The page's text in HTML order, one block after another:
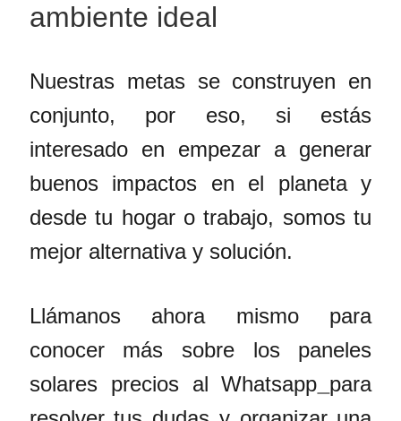
ambiente ideal
Nuestras metas se construyen en
conjunto, por eso, si estás
interesado en empezar a generar
buenos impactos en el planeta y
desde tu hogar o trabajo, somos tu
mejor alternativa y solución.
Llámanos ahora mismo para
conocer más sobre los paneles
solares precios al Whatsapp para